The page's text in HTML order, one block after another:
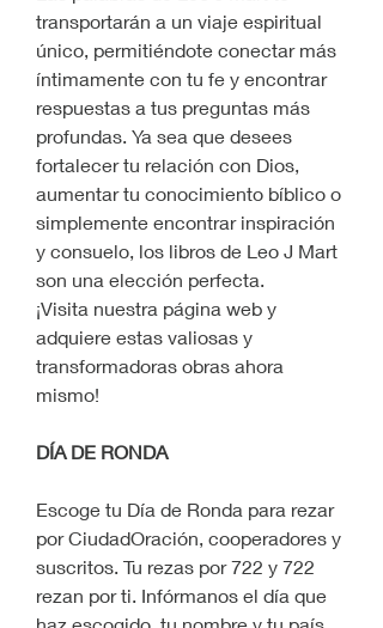
transportarán a un viaje espiritual
único, permitiéndote conectar más
íntimamente con tu fe y encontrar
respuestas a tus preguntas más
profundas. Ya sea que desees
fortalecer tu relación con Dios,
aumentar tu conocimiento bíblico o
simplemente encontrar inspiración
y consuelo, los libros de Leo J Mart
son una elección perfecta.
¡Visita nuestra página web y
adquiere estas valiosas y
transformadoras obras ahora
mismo!
DÍA DE RONDA
Escoge tu Día de Ronda para rezar
por CiudadOración, cooperadores y
suscritos. Tu rezas por 722 y 722
rezan por ti. Infórmanos el día que